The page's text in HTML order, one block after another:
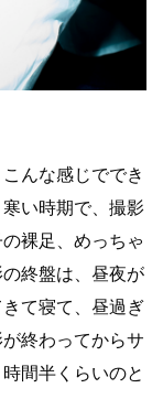
んな感じででき
い時期で、撮影
裸足、めっちゃ
終盤は、昼夜が
て寝て、昼過ぎ
終わってからサ
間半くらいのと